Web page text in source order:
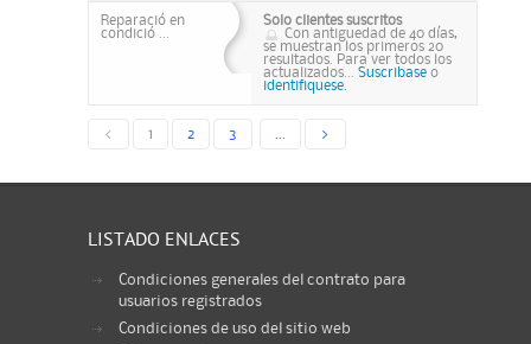
Reparació en
condició ...
Solo clientes suscritos
Con antiguedad de 40 días,
se muestran los primeros 20
resultados. Para ver todos los
actualizados... Suscribase o
identifiquese.
< 1 2 3 >
LISTADO ENLACES
Condiciones generales del contrato para
usuarios registrados
Condiciones de uso del sitio web